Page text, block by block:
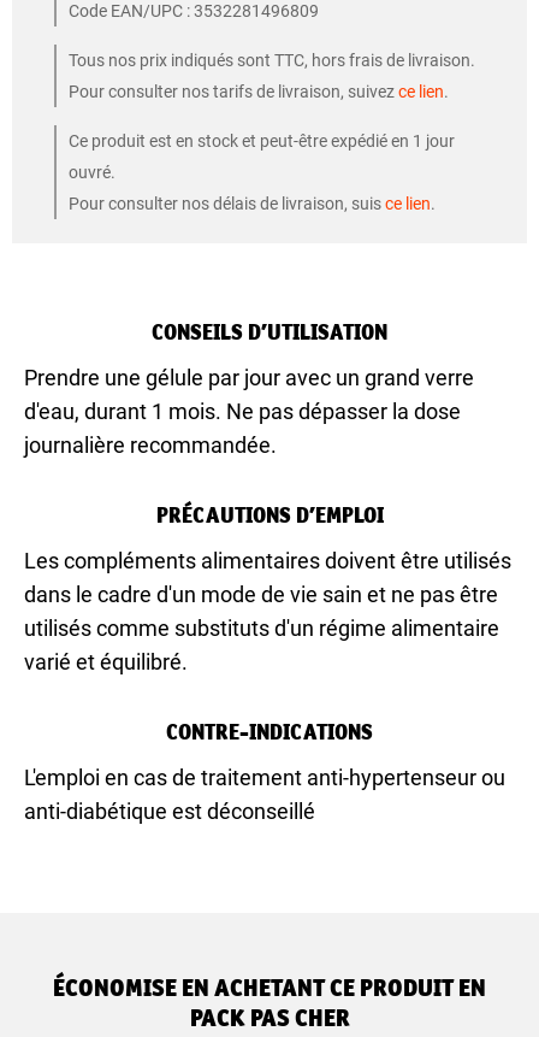
Code EAN/UPC : 3532281496809
Tous nos prix indiqués sont TTC, hors frais de livraison.
Pour consulter nos tarifs de livraison, suivezce lien.
Ce produit est en stock et peut-être expédié en 1 jour
ouvré.
Pour consulter nos délais de livraison, suisce lien.
CONSEILS D’UTILISATION
Prendre une gélule par jour avec un grand verre
d'eau, durant 1 mois. Ne pas dépasser la dose
journalière recommandée.
PRÉCAUTIONS D’EMPLOI
Les compléments alimentaires doivent être utilisés
dans le cadre d'un mode de vie sain et ne pas être
utilisés comme substituts d'un régime alimentaire
varié et équilibré.
CONTRE-INDICATIONS
L'emploi en cas de traitement anti-hypertenseur ou
anti-diabétique est déconseillé
ÉCONOMISE EN ACHETANT CE PRODUIT EN
PACK PAS CHER